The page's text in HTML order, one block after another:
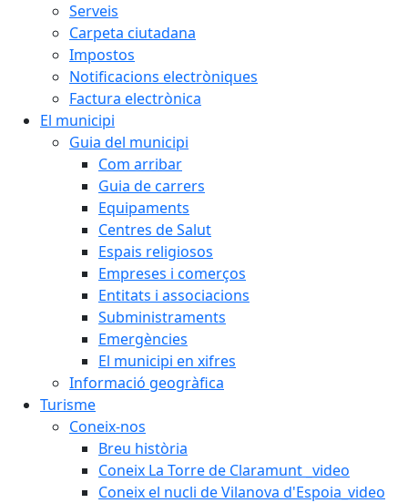
Serveis
Carpeta ciutadana
Impostos
Notificacions electròniques
Factura electrònica
El municipi
Guia del municipi
Com arribar
Guia de carrers
Equipaments
Centres de Salut
Espais religiosos
Empreses i comerços
Entitats i associacions
Subministraments
Emergències
El municipi en xifres
Informació geogràfica
Turisme
Coneix-nos
Breu història
Coneix La Torre de Claramunt _video
Coneix el nucli de Vilanova d'Espoia_video